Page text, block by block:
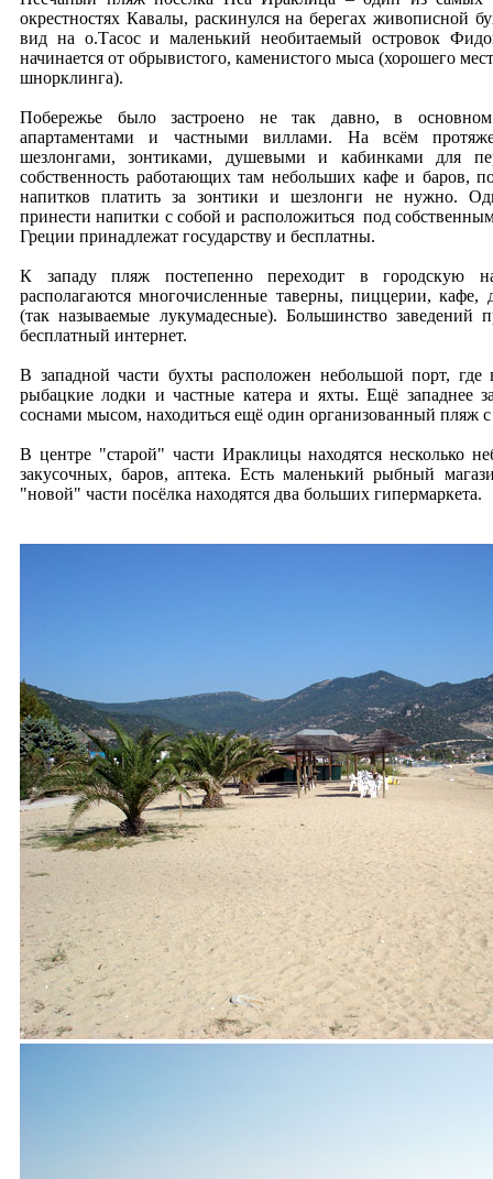
окрестностях Кавалы, раскинулся на берегах живописной
вид на о.Тасос и маленький необитаемый островок
начинается от обрывистого, каменистого мыса (хорошего
шнорклинга).
Побережье было застроено не так давно, в
апартаментами и частными виллами. На всём
шезлонгами, зонтиками, душевыми и кабинками для
собственность работающих там небольших кафе и баров,
напитков платить за зонтики и шезлонги не нужно.
принести напитки с собой и расположиться под
Греции принадлежат государству и бесплатны.
К западу пляж постепенно переходит в городскую
располагаются многочисленные таверны, пиццерии, кафе,
(так называемые лукумадесные). Большинство заведений
бесплатный интернет.
В западной части бухты расположен небольшой порт, где
рыбацкие лодки и частные катера и яхты. Ещё западнее
соснами мысом, находиться ещё один организованный пляж
В центре "старой" части Ираклицы находятся несколько
закусочных, баров, аптека. Есть маленький рыбный
"новой" части посёлка находятся два больших гипермаркета.